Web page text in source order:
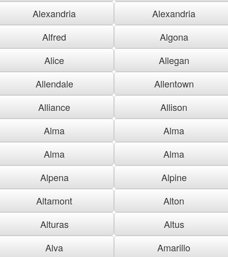
Alexandria
Alexandria
Alfred
Algona
Alice
Allegan
Allendale
Allentown
Alliance
Allison
Alma
Alma
Alma
Alma
Alpena
Alpine
Altamont
Alton
Alturas
Altus
Alva
Amarillo